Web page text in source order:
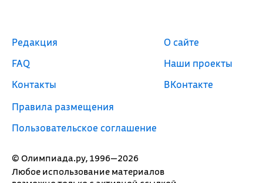
© Олимпиада.ру, 1996—2026
Любое использование материалов
Редакция
FAQ
Контакты
Правила размещения
Пользовательское соглашение
О сайте
Наши проекты
ВКонтакте